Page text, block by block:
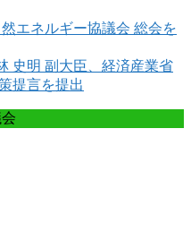
エネルギー協議会 総会を
史明 副大臣、経済産業省
提言を提出